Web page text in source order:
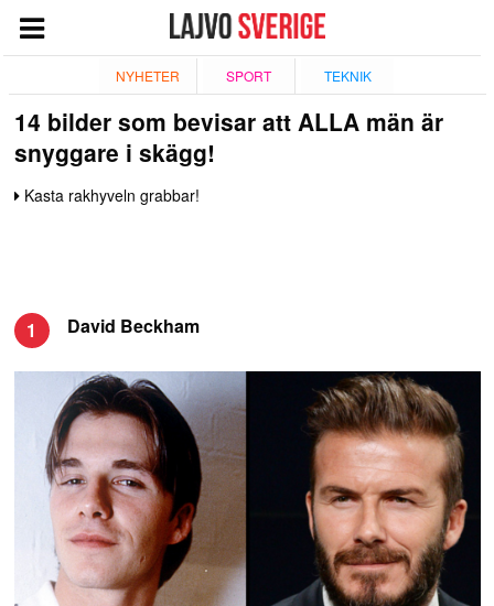
NYHETER SPORT TEKNIK
NYHETER
NÖJE
TV
QUIZ
GIVANDE
14 bilder som bevisar att ALLA män är
snyggare i skägg!
Kasta rakhyveln grabbar!
1 David Beckham